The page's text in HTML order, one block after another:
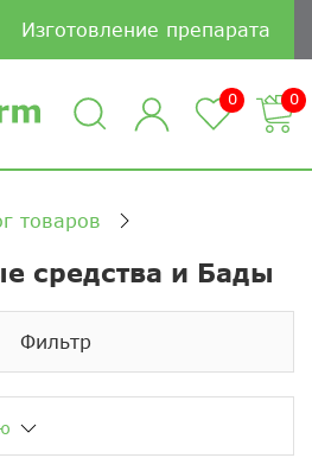
Изготовление препарата
0 0
товаров
средства и Бады
Фильтр